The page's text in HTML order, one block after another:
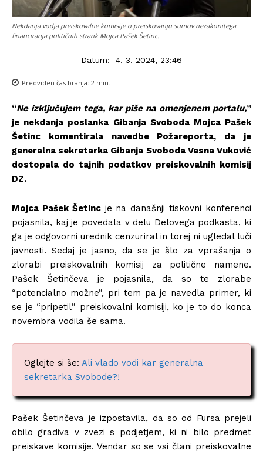
Nekdanja vodja preiskovalne komisije o preiskovanju sumov nezakonitega
financiranja političnih strank Mojca Pašek Šetinc.
Datum: 4. 3. 2024, 23:46
Predviden čas branja: 2 min.
“Ne izključujem tega, kar piše na omenjenem portalu,”
je nekdanja poslanka Gibanja Svoboda Mojca Pašek
Šetinc komentirala navedbe Požareporta, da je
generalna sekretarka Gibanja Svoboda Vesna Vuković
dostopala do tajnih podatkov preiskovalnih komisij
DZ.
Mojca Pašek Šetincje na današnji tiskovni konferenci
pojasnila, kaj je povedala v delu Delovega podkasta, ki
ga je odgovorni urednik cenzuriral in torej ni ugledal luči
javnosti. Sedaj je jasno, da se je šlo za vprašanja o
zlorabi preiskovalnih komisij za politične namene.
Pašek Šetinčeva je pojasnila, da so te zlorabe
“potencialno možne”, pri tem pa je navedla primer, ki
se je “pripetil” preiskovalni komisiji, ko je to do konca
novembra vodila še sama.
Oglejte si še: Ali vlado vodi kar generalna
sekretarka Svobode?!
Pašek Šetinčeva je izpostavila, da so od Fursa prejeli
obilo gradiva v zvezi s podjetjem, ki ni bilo predmet
preiskave komisije. Vendar so se vsi člani preiskovalne